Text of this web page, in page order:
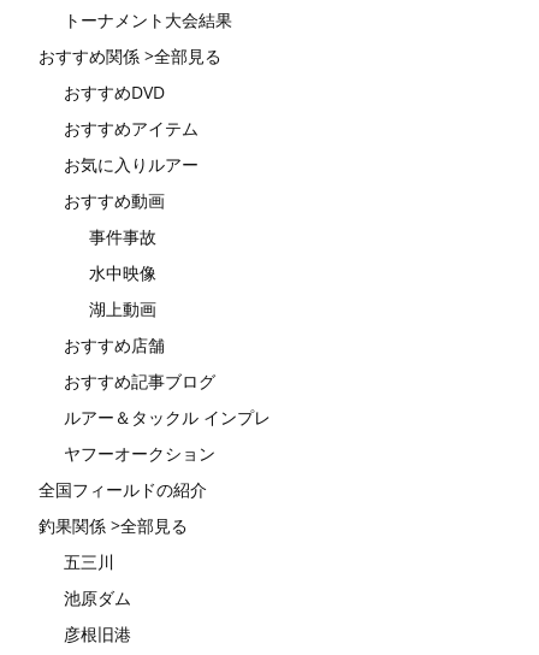
トーナメント大会結果
おすすめ関係 >全部見る
おすすめDVD
おすすめアイテム
お気に入りルアー
おすすめ動画
事件事故
水中映像
湖上動画
おすすめ店舗
おすすめ記事ブログ
ルアー＆タックル インプレ
ヤフーオークション
全国フィールドの紹介
釣果関係 >全部見る
五三川
池原ダム
彦根旧港